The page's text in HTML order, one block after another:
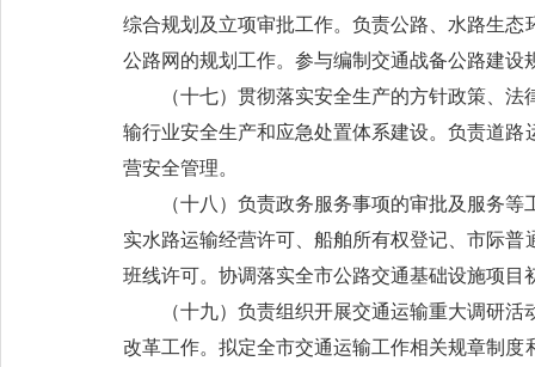
综合规划及立项审批工作。负责公路、水路生
公路网的规划工作。参与编制交通战备公路建设
（十七）贯彻落实安全生产的方针政策、
输行业安全生产和应急处置体系建设。负责道
营安全管理。
（十八）负责政务服务事项的审批及服务
实水路运输经营许可、船舶所有权登记、市际
班线许可。协调落实全市公路交通基础设施项
（十九）负责组织开展交通运输重大调研
改革工作。拟定全市交通运输工作相关规章制